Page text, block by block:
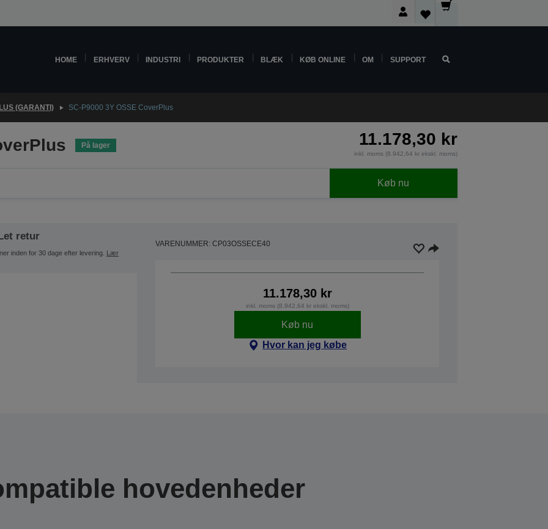
HOME ERHVERV INDUSTRI PRODUKTER BLÆK KØB ONLINE OM SUPPORT
(GARANTI) SC-P9000 3Y OSSE CoverPlus
På lager 11.178,30 kr
inkl. moms (8.942,64 kr ekskl. moms)
Køb nu
retur
inden for 30 dage efter levering. Lær
VARENUMMER: CP03OSSECE40
11.178,30 kr
inkl. moms (8.942,64 kr ekskl. moms)
Køb nu
Hvor kan jeg købe
hovedenheder